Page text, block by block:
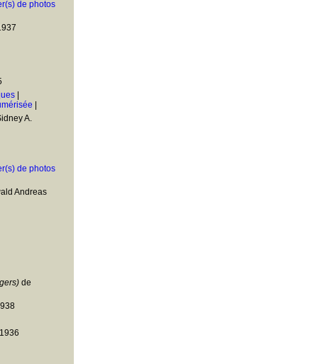
de photos
A.
de photos
Andreas
de